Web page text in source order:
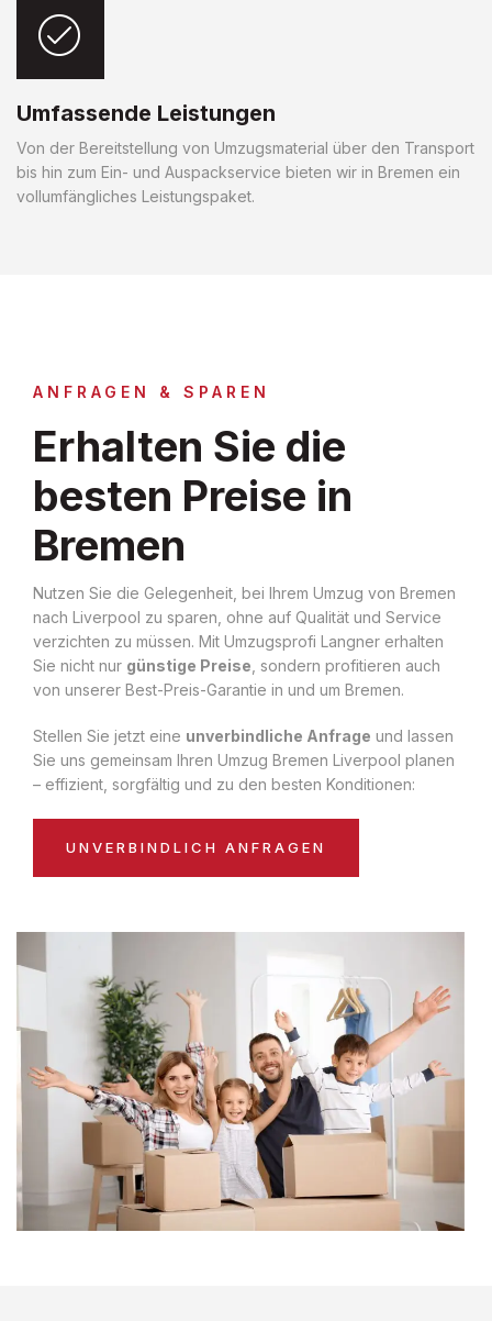
Umfassende Leistungen
Von der Bereitstellung von Umzugsmaterial über den Transport
bis hin zum Ein- und Auspackservice bieten wir in Bremen ein
vollumfängliches Leistungspaket.
ANFRAGEN & SPAREN
Erhalten Sie die
besten Preise in
Bremen
Nutzen Sie die Gelegenheit, bei Ihrem Umzug von Bremen
nach Liverpool zu sparen, ohne auf Qualität und Service
verzichten zu müssen. Mit Umzugsprofi Langner erhalten
Sie nicht nur günstige Preise , sondern profitieren auch
von unserer Best-Preis-Garantie in und um Bremen.
Stellen Sie jetzt eine unverbindliche Anfrage und lassen
Sie uns gemeinsam Ihren Umzug Bremen Liverpool planen
– effizient, sorgfältig und zu den besten Konditionen:
UNVERBINDLICH ANFRAGEN